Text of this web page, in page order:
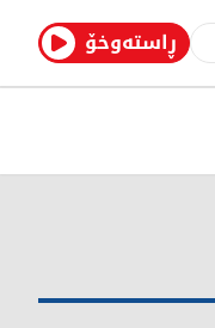
ڕاستەوخۆ